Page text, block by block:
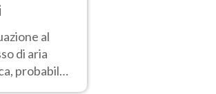
al
di aria
probabile